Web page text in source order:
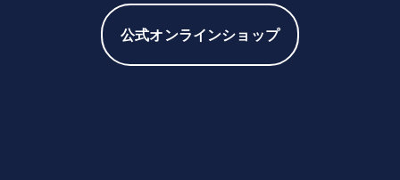
公式オンラインショップ